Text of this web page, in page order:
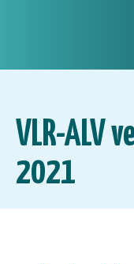
VLR-ALV
2021